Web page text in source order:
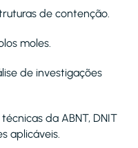
de contenção.
moles.
de investigações
da ABNT, DNIT
aplicáveis.